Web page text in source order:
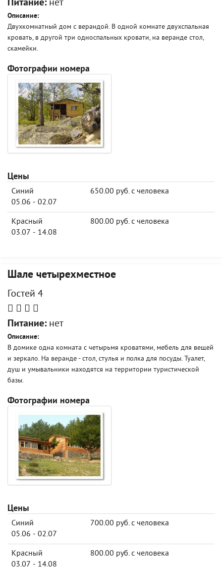
Питание: нет
Описание:
Двухкомнатный дом с верандой. В одной комнате двухспальная
кровать, в другой три односпальных кровати, на веранде стол,
скамейки.
Фотографии номера
Цены
Синий
05.06 - 02.07
650.00 руб. с человека
Красный
03.07 - 14.08
800.00 руб. с человека
Шале четырехместное
Гостей 4
Питание: нет
Описание:
В домике одна комната с четырьмя кроватями, мебель для вещей
и зеркало. На веранде - стол, стулья и полка для посуды. Туалет,
душ и умывальники находятся на территории туристической
базы.
Фотографии номера
Цены
Синий
05.06 - 02.07
700.00 руб. с человека
Красный
03.07 - 14.08
800.00 руб. с человека